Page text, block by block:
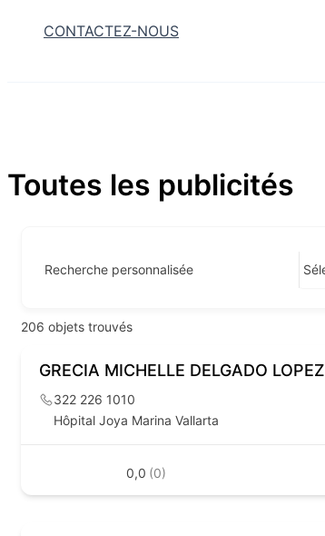
CONTACTEZ-NOUS
Toutes les publicités
Recherche personnalisée
206 objets trouvés
GRECIA MICHELLE DELGADO LOPEZ
322 226 1010
Hôpital Joya Marina Vallarta
0,0 (0)